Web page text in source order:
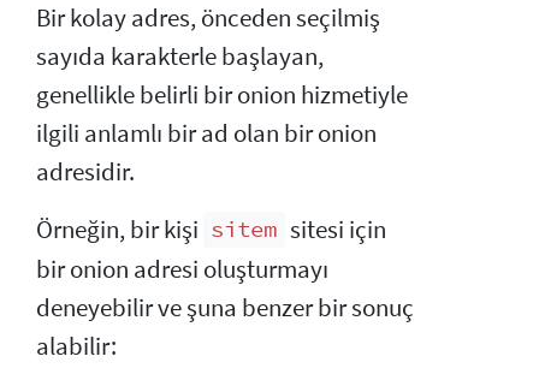
Bir kolay adres, önceden seçilmiş
sayıda karakterle başlayan,
genellikle belirli bir onion hizmetiyle
ilgili anlamlı bir ad olan bir onion
adresidir.
Örneğin, bir kişi sitem sitesi için
bir onion adresi oluşturmayı
deneyebilir ve şuna benzer bir sonuç
alabilir: